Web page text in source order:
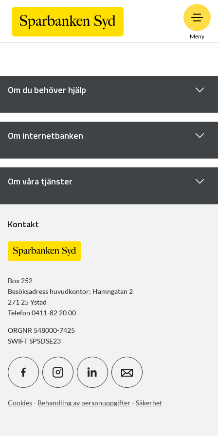
Meny
Om du behöver hjälp
Om internetbanken
Om våra tjänster
Kontakt
Box 252
Besöksadress huvudkontor: Hamngatan 2
271 25 Ystad
Telefon 0411-82 20 00
ORGNR 548000-7425
SWIFT SPSDSE23
Cookies- Behandling av personuppgifter-Säkerhet